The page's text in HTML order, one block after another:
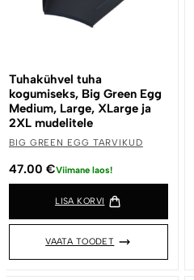
Tuhakühvel tuha
kogumiseks, Big Green Egg
Medium, Large, XLarge ja
2XL mudelitele
BIG GREEN EGG TARVIKUD
47.00 €Viimane laos!
LISA KORVI
VAATA TOODET